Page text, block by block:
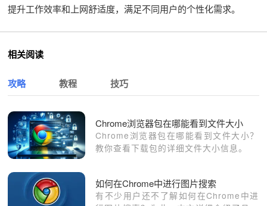
提升工作效率和上网舒适度，满足不同用户的个性化需求。
相关阅读
攻略 教程 技巧
Chrome浏览器包在哪能看到文件大小
Chrome浏览器包在哪能看到文件大小？
教你查看下载包的详细文件大小信息。
如何在Chrome中进行图片搜索
有不少用户还不了解如何在Chrome中进